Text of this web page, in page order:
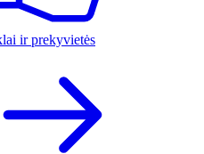
ir prekyvietės